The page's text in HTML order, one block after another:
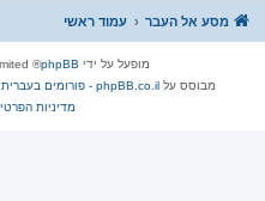
מסע אל העבר עמוד ראשי
מופעל על ידי phpBB
® Forum Software © phpBB Limited
מבוסס עלphpBB.co.il - פורומים בעברית
מדיניות